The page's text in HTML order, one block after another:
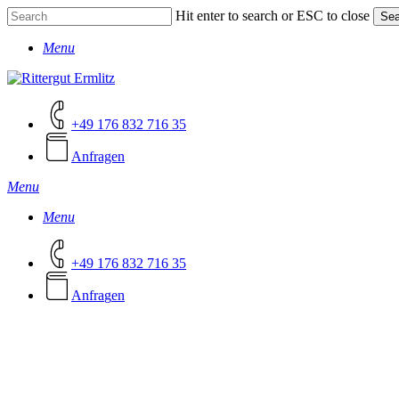
Skip
to
main
Hit enter to search or ESC to close
SearchMenu
+49 176 832 716 35
Anfragen
Menu
Menu
+49 176 832 716 35
Anfragen